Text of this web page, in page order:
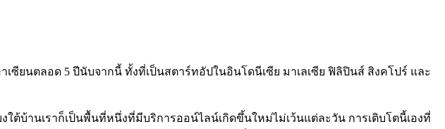
ยนตลอด 5 ปีนับจากนี้ ทั้งที่เป็นสตาร์ทอัปในอินโดนีเซีย มาเลเซีย ฟิลิปินส์ สิงคโปร์ และ
ต้บ้านเราก็เป็นพื้นที่หนึ่งที่มีบริการออน์ไลน์เกิดขึ้นใหม่ไม่เว้นแต่ละวัน การเติบโตนี้เองที่